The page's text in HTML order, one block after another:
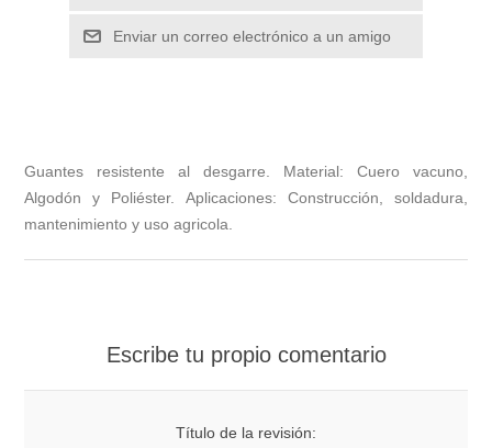
Enviar un correo electrónico a un amigo
Guantes resistente al desgarre. Material: Cuero vacuno,
Algodón y Poliéster. Aplicaciones: Construcción, soldadura,
mantenimiento y uso agricola.
Escribe tu propio comentario
Título de la revisión: